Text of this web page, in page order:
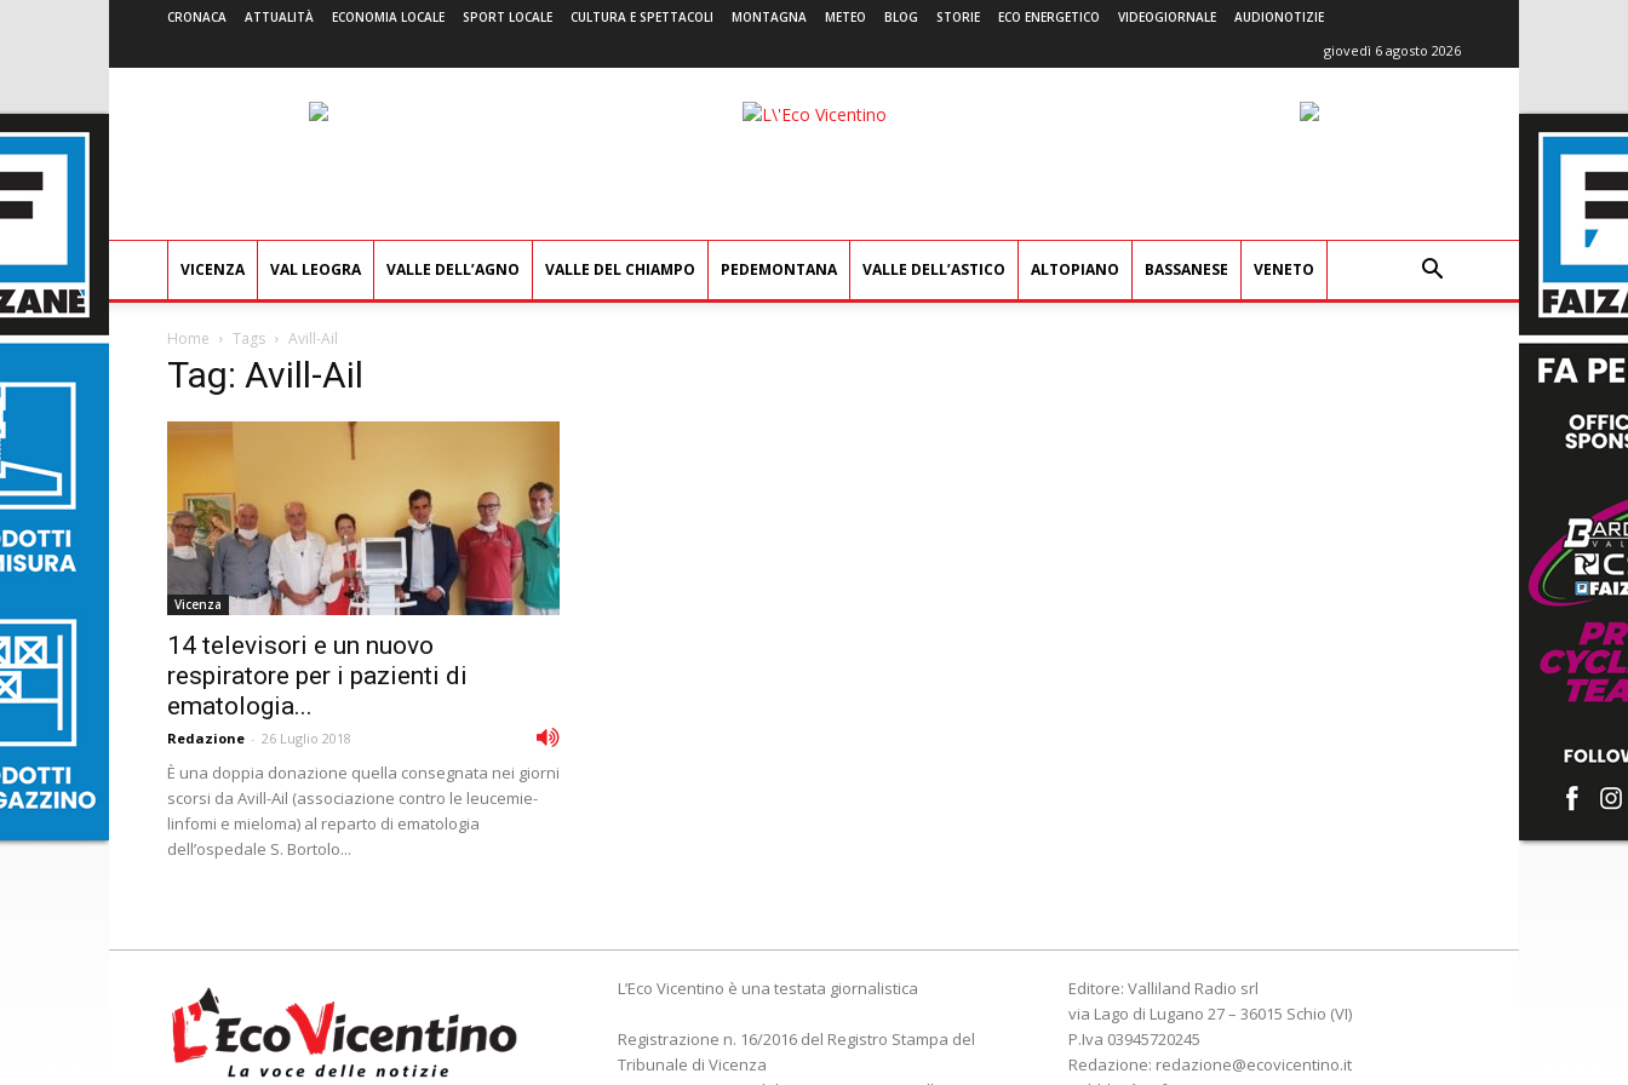
CRONACA ATTUALITÀ ECONOMIA LOCALE SPORT LOCALE CULTURA E SPETTACOLI MONTAGNA METEO BLOG STORIE ECO ENERGETICO VIDEOGIORNALE AUDIONOTIZIE
giovedì 6 agosto 2026
L'Eco
VICENZA VAL LEOGRA VALLE DELL’AGNO VALLE DEL CHIAMPO PEDEMONTANA VALLE DELL’ASTICO ALTOPIANO BASSANESE VENETO
Home Tags Avill-Ail
Tag: Avill-Ail
Vicenza
14 televisori e un nuovo
respiratore per i pazienti di
ematologia...
Redazione - 26 Luglio 2018
È una doppia donazione quella consegnata nei giorni
scorsi da Avill-Ail (associazione contro le leucemie-
linfomi e mieloma) al reparto di ematologia
dell’ospedale S. Bortolo...
L’Eco Vicentino è una testata giornalistica
Registrazione n. 16/2016 del Registro Stampa del
Tribunale di Vicenza
Editore: Valliland Radio srl
via Lago di Lugano 27 – 36015 Schio (VI)
P.Iva 03945720245
Redazione: redazione@ecovicentino.it